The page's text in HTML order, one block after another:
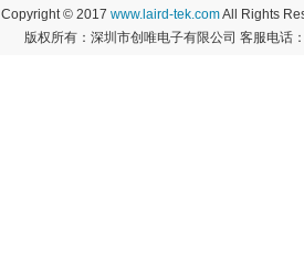
Copyright © 2017 www.laird-tek.comAll Rights
版权所有：深圳市创唯电子有限公司 客服电话